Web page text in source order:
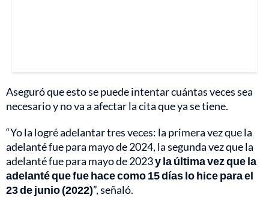
Aseguró que esto se puede intentar cuántas veces sea
necesario y no va a afectar la cita que ya se tiene.
“Yo la logré adelantar tres veces: la primera vez que la
adelanté fue para mayo de 2024, la segunda vez que la
adelanté fue para mayo de 2023y la última vez que la
adelanté que fue hace como 15 días lo hice para el
23 de junio (2022)”, señaló.